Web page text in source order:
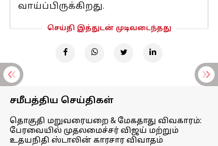
வாய்ப்பிருக்கிறது.
செய்தி இத்துடன் முடிவடைந்தது
சமீபத்திய செய்திகள்
தொகுதி மறுவரையறை & மேகதாது விவகாரம்:
பேரவையில் முதலமைச்சர் விஜய் மற்றும்
உதயநிதி ஸ்டாலின் காரசார விவாதம்